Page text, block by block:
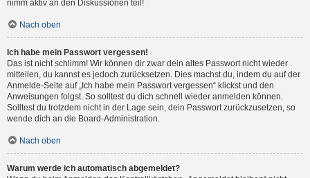
nimm aktiv an den Diskussionen teil!
Nach oben
Ich habe mein Passwort vergessen!
Das ist nicht schlimm! Wir können dir zwar dein altes Passwort nicht wieder
mitteilen, du kannst es jedoch zurücksetzen. Dies machst du, indem du auf der
Anmelde-Seite auf „Ich habe mein Passwort vergessen“ klickst und den
Anweisungen folgst. So solltest du dich schnell wieder anmelden können.
Solltest du trotzdem nicht in der Lage sein, dein Passwort zurückzusetzen, so
wende dich an die Board-Administration.
Nach oben
Warum werde ich automatisch abgemeldet?